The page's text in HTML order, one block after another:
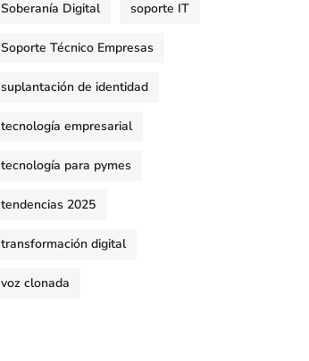
Soberanía Digital soporte IT
Soporte Técnico Empresas
suplantación de identidad
tecnología empresarial
tecnología para pymes
tendencias 2025
transformación digital
voz clonada